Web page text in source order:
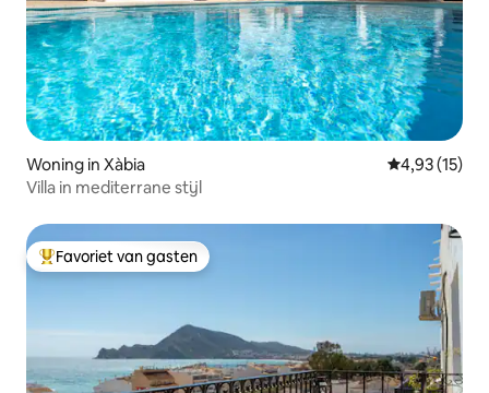
Woning in Xàbia Gemiddelde
4,93 (15)
Villa in mediterrane stijl
Topfavoriet van gasten
Favoriet van gasten